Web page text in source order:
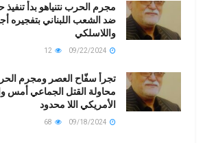
مجرم الحرب نتنياهو بدأ تنفيذ
ضد الشعب اللبناني بتفجيره
واللاسلكي
تجرأ سفّاح العصر ومجرم
محاولة القتل الجماعي أمس
الأمريكي اللا محدود